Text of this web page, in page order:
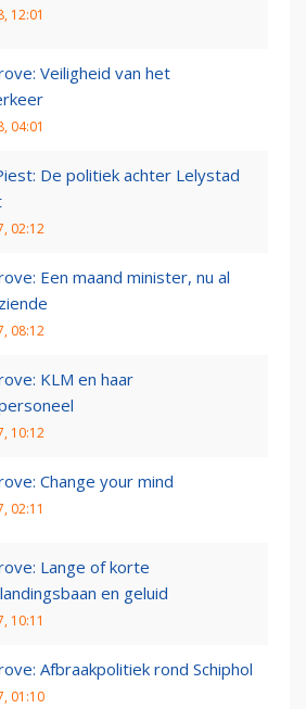
12:01
Veiligheid van het
04:01
De politiek achter Lelystad
02:12
Een maand minister, nu al
08:12
KLM en haar
10:12
Change your mind
02:11
Lange of korte
en geluid
10:11
Afbraakpolitiek rond Schiphol
01:10